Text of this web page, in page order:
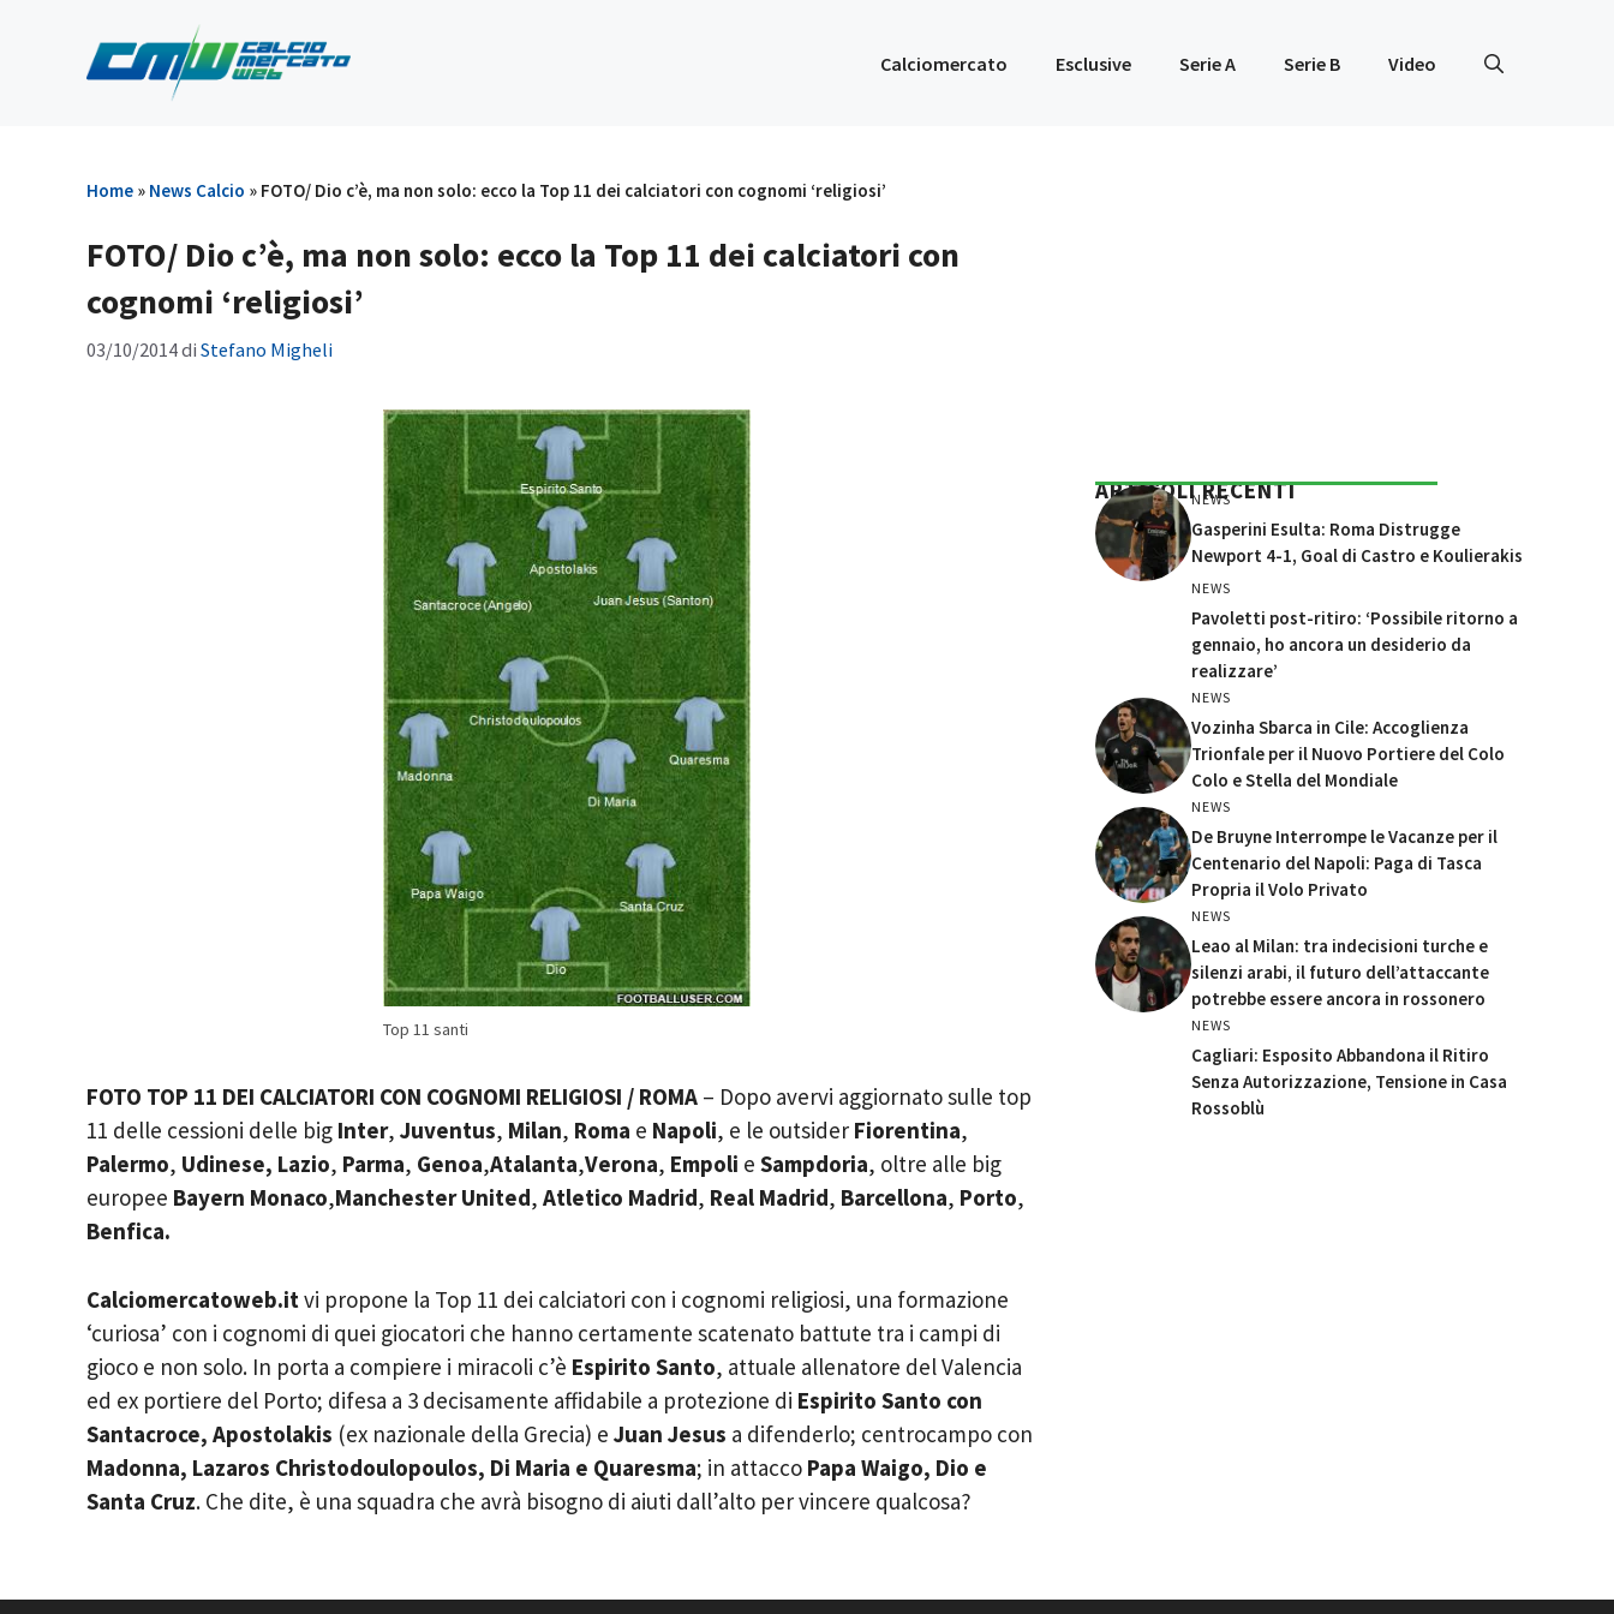
contenuto
Calciomercato Esclusive Serie A Serie B Video
Home » News Calcio » FOTO/ Dio c’è, ma non solo: ecco la Top 11 dei calciatori con cognomi ‘religiosi’
FOTO/ Dio c’è, ma non solo: ecco la Top 11 dei calciatori con
cognomi ‘religiosi’
03/10/2014di Stefano Migheli
Top 11 santi
FOTO TOP 11 DEI CALCIATORI CON COGNOMI RELIGIOSI / ROMA – Dopo avervi aggiornato sulle top
11 delle cessioni delle big Inter, Juventus, Milan, Roma e Napoli, e le outsider Fiorentina,
Palermo, Udinese, Lazio, Parma, Genoa,Atalanta,Verona, Empoli e Sampdoria, oltre alle big
europee Bayern Monaco,Manchester United, Atletico Madrid, Real Madrid, Barcellona, Porto,
Benfica.
Calciomercatoweb.itvi propone la Top 11 dei calciatori con i cognomi religiosi, una formazione
‘curiosa’ con i cognomi di quei giocatori che hanno certamente scatenato battute tra i campi di
gioco e non solo. In porta a compiere i miracoli c’è Espirito Santo, attuale allenatore del Valencia
ed ex portiere del Porto; difesa a 3 decisamente affidabile a protezione di Espirito Santo con
Santacroce, Apostolakis (ex nazionale della Grecia) e Juan Jesus a difenderlo; centrocampo con
Madonna, Lazaros Christodoulopoulos, Di Maria e Quaresma; in attacco Papa Waigo, Dio e
Santa Cruz. Che dite, è una squadra che avrà bisogno di aiuti dall’alto per vincere qualcosa?
ARTICOLI RECENTI
NEWS
Gasperini Esulta: Roma Distrugge
Newport 4-1, Goal di Castro e Koulierakis
NEWS
Pavoletti post-ritiro: ‘Possibile ritorno a
gennaio, ho ancora un desiderio da
realizzare’
NEWS
Vozinha Sbarca in Cile: Accoglienza
Trionfale per il Nuovo Portiere del Colo
Colo e Stella del Mondiale
NEWS
De Bruyne Interrompe le Vacanze per il
Centenario del Napoli: Paga di Tasca
Propria il Volo Privato
NEWS
Leao al Milan: tra indecisioni turche e
silenzi arabi, il futuro dell’attaccante
potrebbe essere ancora in rossonero
NEWS
Cagliari: Esposito Abbandona il Ritiro
Senza Autorizzazione, Tensione in Casa
Rossoblù